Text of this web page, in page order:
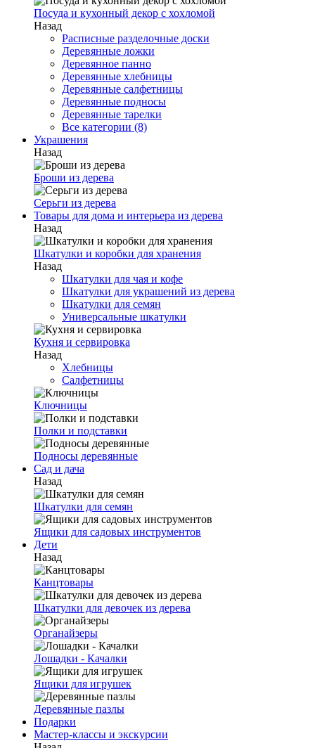
Посуда и кухонный декор с хохломой
Назад
Расписные разделочные доски
Деревянные ложки
Деревянное панно
Деревянные хлебницы
Деревянные салфетницы
Деревянные подносы
Деревянные тарелки
Все категории (8)
Украшения
Назад
Броши из дерева
Серьги из дерева
Товары для дома и интерьера из дерева
Назад
Шкатулки и коробки для хранения
Назад
Шкатулки для чая и кофе
Шкатулки для украшений из дерева
Шкатулки для семян
Универсальные шкатулки
Кухня и сервировка
Назад
Хлебницы
Салфетницы
Ключницы
Полки и подставки
Подносы деревянные
Сад и дача
Назад
Шкатулки для семян
Ящики для садовых инструментов
Дети
Назад
Канцтовары
Шкатулки для девочек из дерева
Органайзеры
Лошадки - Качалки
Ящики для игрушек
Деревянные пазлы
Подарки
Мастер-классы и экскурсии